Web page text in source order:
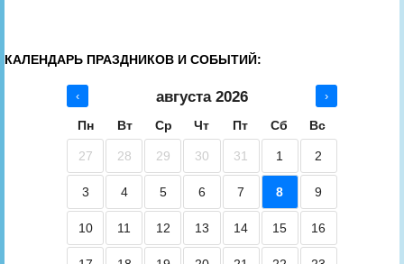
КАЛЕНДАРЬ ПРАЗДНИКОВ И СОБЫТИЙ:
‹ августа 2026 ›
Пн Вт Ср Чт Пт Сб Вс
27 28 29 30 31 1 2
3 4 5 6 7 8 9
10 11 12 13 14 15 16